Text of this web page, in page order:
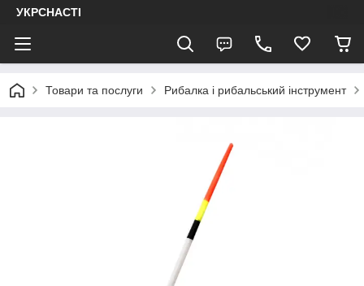
УКРСНАСТІ
Товари та послуги Рибалка і рибальський інструмент